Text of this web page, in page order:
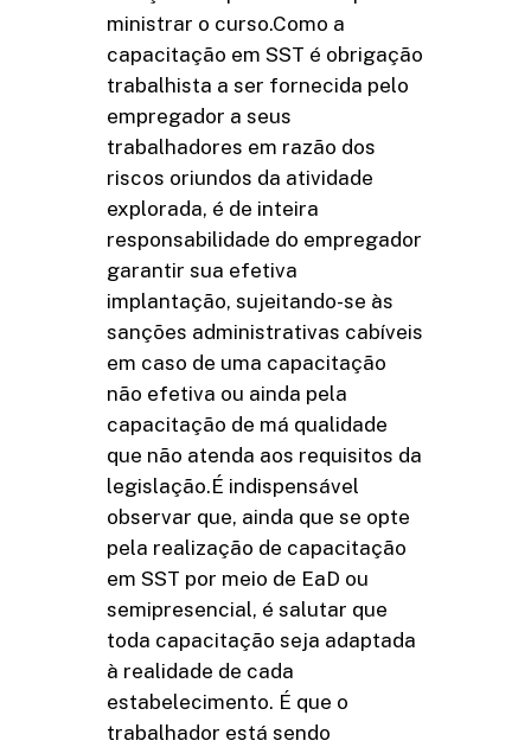
ministrar o curso.Como a
capacitação em SST é obrigação
trabalhista a ser fornecida pelo
empregador a seus
trabalhadores em razão dos
riscos oriundos da atividade
explorada, é de inteira
responsabilidade do empregador
garantir sua efetiva
implantação, sujeitando-se às
sanções administrativas cabíveis
em caso de uma capacitação
não efetiva ou ainda pela
capacitação de má qualidade
que não atenda aos requisitos da
legislação.É indispensável
observar que, ainda que se opte
pela realização de capacitação
em SST por meio de EaD ou
semipresencial, é salutar que
toda capacitação seja adaptada
à realidade de cada
estabelecimento. É que o
trabalhador está sendo